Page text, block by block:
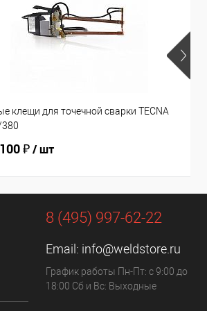
клещи для точечной сварки TECNA
₽/ шт
8 (495) 997-62-22
Email: info@weldstore.ru
График работы Пн-Пт: с 9:00 до
18:00 Сб и Вс: Выходные